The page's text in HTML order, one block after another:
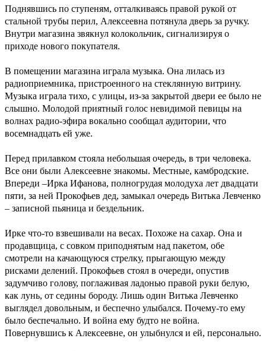
Поднявшись по ступеням, отталкиваясь правой рукой от
стальной трубы перил, Алексеевна потянула дверь за ручку.
Внутри магазина звякнул колокольчик, сигнализируя о
приходе нового покупателя.
В помещении магазина играла музыка. Она лилась из
радиоприемника, пристроенного на стеклянную витрину.
Музыка играла тихо, с улицы, из-за закрытой двери ее было не
слышно. Молодой приятный голос невидимой певицы на
волнах радио-эфира вокально сообщал аудитории, что
восемнадцать ей уже.
Перед прилавком стояла небольшая очередь, в три человека.
Все они были Алексеевне знакомы. Местные, камбродские.
Впереди –Ирка Ифанова, полногрудая молодуха лет двадцати
пяти, за ней Прокофьев дед, замыкал очередь Витька Левченко
– записной пьяница и бездельник.
Ирке что-то взвешивали на весах. Похоже на сахар. Она и
продавщица, с совком приподнятым над пакетом, обе
смотрели на качающуюся стрелку, прыгающую между
рисками делений. Прокофьев стоял в очереди, опустив
задумчиво голову, поглаживая ладонью правой руки белую,
как лунь, от седины бороду. Лишь один Витька Левченко
выглядел довольным, и беспечно улыбался. Почему-то ему
было беспечально. И война ему будто не война.
Повернувшись к Алексеевне, он улыбнулся и ей, персонально.